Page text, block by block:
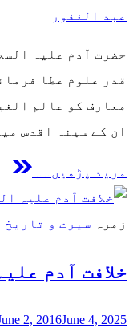
عبد الغفور
حضرت آدم علیہ
قدر علوم عطا
معارف کو عالم
ان کے سینہ اقدس
مزید پڑھیں۔۔
زمرہ سیرت و تاریخ
خلافت آدم
2, 2016June 4, 2025